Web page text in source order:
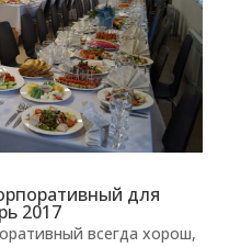
для
2017
всегда хорош,